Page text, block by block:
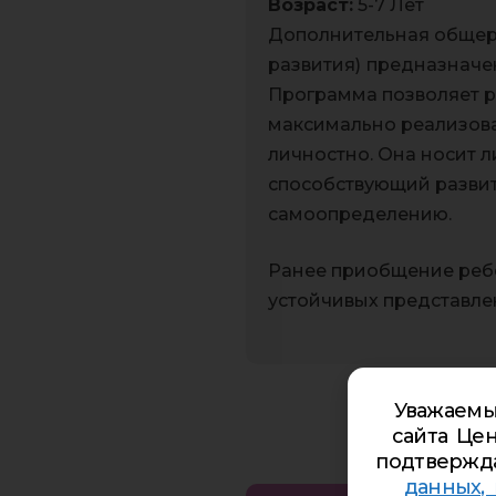
Возраст: 5-7 Лет
Дополнительная
развития)
Программа позволяет
максимально
личностно. Она носит
способствующий
самоопределению.
Ранее приобщение
устойчивых
сайта